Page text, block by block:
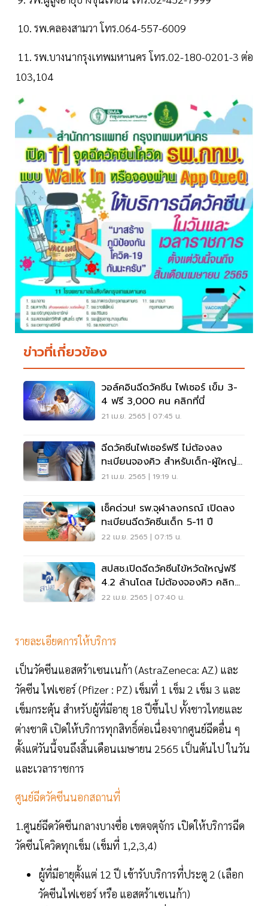
10. รพ.คลองสามวา โทร.064-557-6009
11. รพ.บางนากรุงเทพมหานคร โทร.02-180-0201-3 ต่อ
103,104
ข่าวที่เกี่ยวข้อง
วอล์คอินฉีดวัคซีน ไฟเซอร์ เข็ม 3-
4 ฟรี 3,000 คน คลิกที่นี่
21 เม.ย. 2565 | 07:45 น.
ฉีดวัคซีนไฟเซอร์ฟรี ไม่ต้องลง
ทะเบียนจองคิว สำหรับเด็ก-ผู้ใหญ่
คลิกที่นี่
21 เม.ย. 2565 | 19:19 น.
เช็คด่วน! รพ.จุฬาลงกรณ์ เปิดลง
ทะเบียนฉีดวัคซีนเด็ก 5-11 ปี
22 เม.ย. 2565 | 07:15 น.
สปสช.เปิดฉีดวัคซีนไข้หวัดใหญ่ฟรี
4.2 ล้านโดส ไม่ต้องจองคิว คลิกที่
นี่
22 เม.ย. 2565 | 07:40 น.
รายละเอียดการให้บริการ
เป็นวัคซีนแอสตร้าเซนเนก้า (AstraZeneca: AZ) และ
วัคซีน ไฟเซอร์ (Pfizer : PZ) เข็มที่ 1 เข็ม 2 เข็ม 3 และ
เข็มกระตุ้น สำหรับผู้ที่มีอายุ 18 ปีขึ้นไป ทั้งชาวไทยและ
ต่างชาติ เปิดให้บริการทุกสิทธิ์ต่อเนื่องจากศูนย์ฉีดอื่น ๆ
ตั้งแต่วันนี้จนถึงสิ้นเดือนเมษายน 2565 เป็นต้นไป ในวัน
และเวลาราชการ
ศูนย์ฉีดวัคซีนนอกสถานที่
1.ศูนย์ฉีดวัคซีนกลางบางซื่อ เขตจตุจักร เปิดให้บริการฉีด
วัคซีนโควิดทุกเข็ม (เข็มที่ 1,2,3,4)
ผู้ที่มีอายุตั้งแต่ 12 ปี เข้ารับบริการที่ประตู 2 (เลือก
วัคซีนไฟเซอร์ หรือ แอสตร้าเซเนก้า)